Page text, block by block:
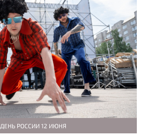
ДЕНЬ РОССИИ 12 ИЮНЯ